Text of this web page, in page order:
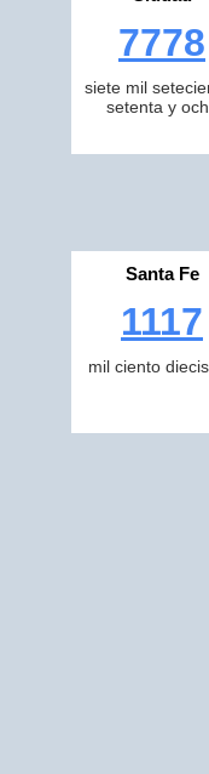
7778
siete mil
setenta y
Santa Fe
1117
mil ciento